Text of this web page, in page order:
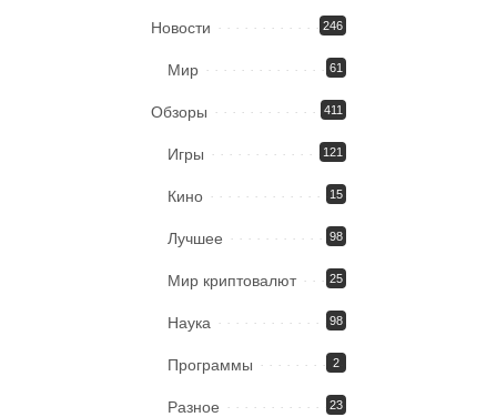
Новости 246
Мир 61
Обзоры 411
Игры 121
Кино 15
Лучшее 98
Мир криптовалют 25
Наука 98
Программы 2
Разное 23